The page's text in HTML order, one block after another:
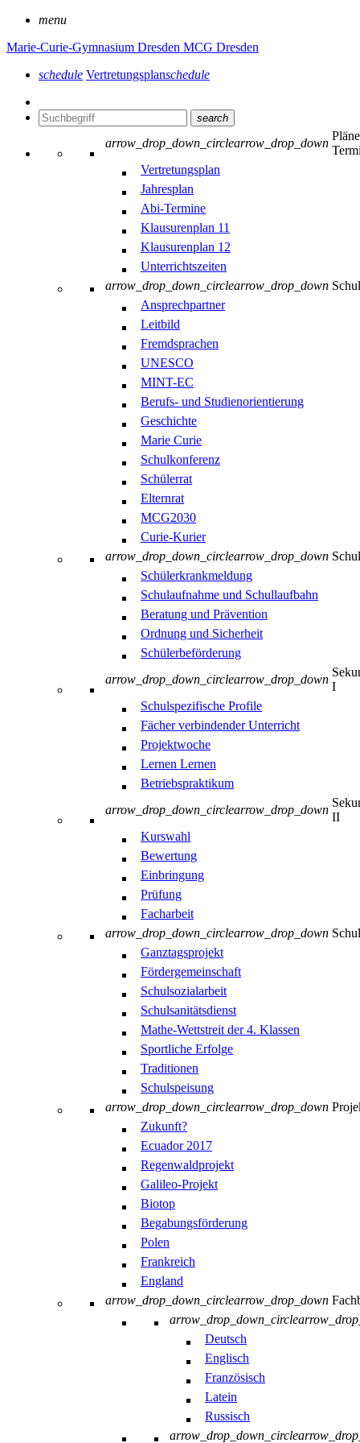
menu
Marie-Curie-Gymnasium Dresden MCG Dresden
schedule Vertretungsplanschedule
search
arrow_drop_down_circlearrow_drop_down
Vertretungsplan
Jahresplan
Abi-Termine
Klausurenplan 11
Klausurenplan 12
Unterrichtszeiten
arrow_drop_down_circlearrow_drop_down
Ansprechpartner
Leitbild
Fremdsprachen
UNESCO
MINT-EC
Berufs- und Studienorientierung
Geschichte
Marie Curie
Schulkonferenz
Schülerrat
Elternrat
MCG2030
Curie-Kurier
arrow_drop_down_circlearrow_drop_down
Schülerkrankmeldung
Schulaufnahme und Schullaufbahn
Beratung und Prävention
Ordnung und Sicherheit
Schülerbeförderung
arrow_drop_down_circlearrow_drop_down
I
Schulspezifische Profile
Fächer verbindender Unterricht
Projektwoche
Lernen Lernen
Betriebspraktikum
arrow_drop_down_circlearrow_drop_down
II
Kurswahl
Bewertung
Einbringung
Prüfung
Facharbeit
arrow_drop_down_circlearrow_drop_down
Ganztagsprojekt
Fördergemeinschaft
Schulsozialarbeit
Schulsanitätsdienst
Mathe-Wettstreit der 4. Klassen
Sportliche Erfolge
Traditionen
Schulspeisung
arrow_drop_down_circlearrow_drop_down
Zukunft?
Ecuador 2017
Regenwaldprojekt
Galileo-Projekt
Biotop
Begabungsförderung
Polen
Frankreich
England
arrow_drop_down_circlearrow_drop_down
arrow_drop_down_circle
Deutsch
Englisch
Französisch
Latein
Russisch
arrow_drop_down_circle